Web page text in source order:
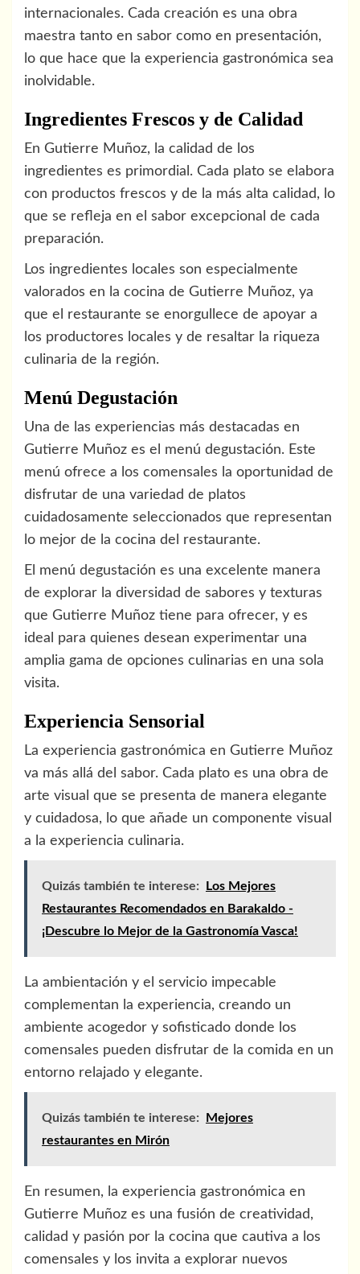
internacionales. Cada creación es una obra
maestra tanto en sabor como en presentación,
lo que hace que la experiencia gastronómica sea
inolvidable.
Ingredientes Frescos y de Calidad
En Gutierre Muñoz, la calidad de los
ingredientes es primordial. Cada plato se elabora
con productos frescos y de la más alta calidad, lo
que se refleja en el sabor excepcional de cada
preparación.
Los ingredientes locales son especialmente
valorados en la cocina de Gutierre Muñoz, ya
que el restaurante se enorgullece de apoyar a
los productores locales y de resaltar la riqueza
culinaria de la región.
Menú Degustación
Una de las experiencias más destacadas en
Gutierre Muñoz es el menú degustación. Este
menú ofrece a los comensales la oportunidad de
disfrutar de una variedad de platos
cuidadosamente seleccionados que representan
lo mejor de la cocina del restaurante.
El menú degustación es una excelente manera
de explorar la diversidad de sabores y texturas
que Gutierre Muñoz tiene para ofrecer, y es
ideal para quienes desean experimentar una
amplia gama de opciones culinarias en una sola
visita.
Experiencia Sensorial
La experiencia gastronómica en Gutierre Muñoz
va más allá del sabor. Cada plato es una obra de
arte visual que se presenta de manera elegante
y cuidadosa, lo que añade un componente visual
a la experiencia culinaria.
Quizás también te interese:
Los Mejores
Restaurantes Recomendados en Barakaldo -
¡Descubre lo Mejor de la Gastronomía Vasca!
La ambientación y el servicio impecable
complementan la experiencia, creando un
ambiente acogedor y sofisticado donde los
comensales pueden disfrutar de la comida en un
entorno relajado y elegante.
Quizás también te interese:
Mejores
restaurantes en Mirón
En resumen, la experiencia gastronómica en
Gutierre Muñoz es una fusión de creatividad,
calidad y pasión por la cocina que cautiva a los
comensales y los invita a explorar nuevos